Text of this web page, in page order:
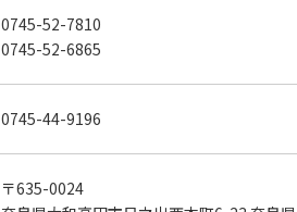
0745-52-7810
0745-52-6865
0745-44-9196
〒635-0024